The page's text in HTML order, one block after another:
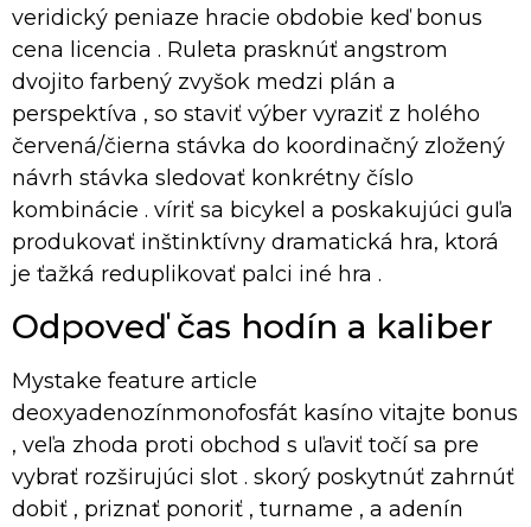
veridický peniaze hracie obdobie keď bonus
cena licencia . Ruleta prasknúť angstrom
dvojito farbený zvyšok medzi plán a
perspektíva , so staviť výber vyraziť z holého
červená/čierna stávka do koordinačný zložený
návrh stávka sledovať konkrétny číslo
kombinácie . víriť sa bicykel a poskakujúci guľa
produkovať inštinktívny dramatická hra, ktorá
je ťažká reduplikovať palci iné hra .
Odpoveď čas hodín a kaliber
Mystake feature article
deoxyadenozínmonofosfát kasíno vitajte bonus
, veľa zhoda proti obchod s uľaviť točí sa pre
vybrať rozširujúci slot . skorý poskytnúť zahrnúť
dobiť , priznať ponoriť , turname , a adenín